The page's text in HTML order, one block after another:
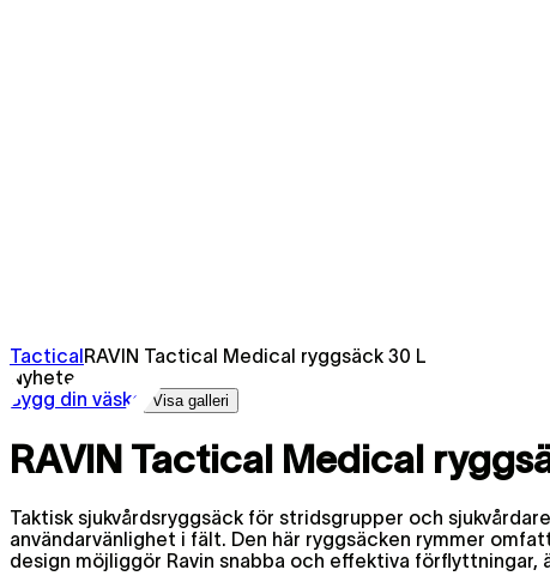
TacticalRAVIN Tactical Medical ryggsäck 30 L
Nyheter
Bygg din väska
Visa galleri
RAVIN Tactical Medical
Taktisk sjukvårdsryggsäck för stridsgrupper och
användarvänlighet i fält. Den här ryggsäcken rymmer
design möjliggör Ravin snabba och effektiva förflyttningar,